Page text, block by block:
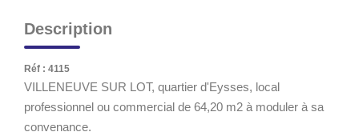
Description
Réf : 4115
VILLENEUVE SUR LOT, quartier d'Eysses, local
professionnel ou commercial de 64,20 m2 à moduler à sa
convenance.